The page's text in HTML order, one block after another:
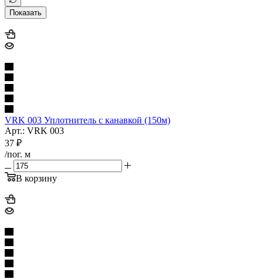
Показать
VRK 003 Уплотнитель с канавкой (150м)
Арт.: VRK 003
37 ₽
/пог. м
В корзину